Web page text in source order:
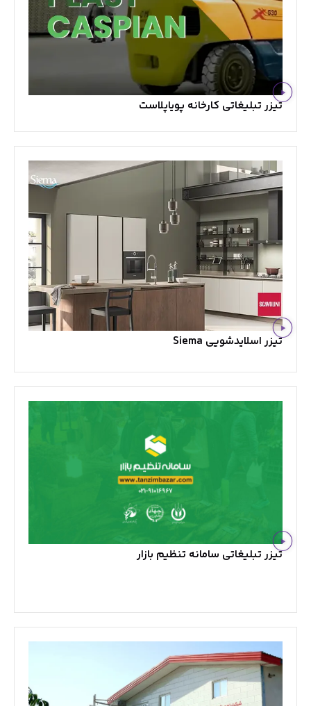
تیزر تبلیغاتی کارخانه پویاپلاست
تیزر اسلایدشویی Siema
تیزر تبلیغاتی سامانه تنظیم بازار